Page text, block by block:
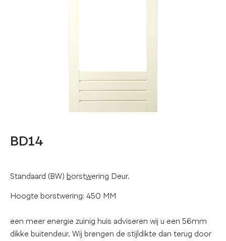
BD14
Standaard (BW) borstwering Deur.
Hoogte borstwering: 450 MM
een meer energie zuinig huis adviseren wij u een 56mm
dikke buitendeur. Wij brengen de stijldikte dan terug door